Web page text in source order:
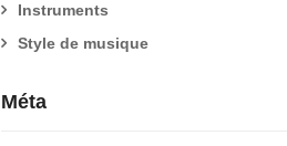
Instruments
Style de musique
Méta